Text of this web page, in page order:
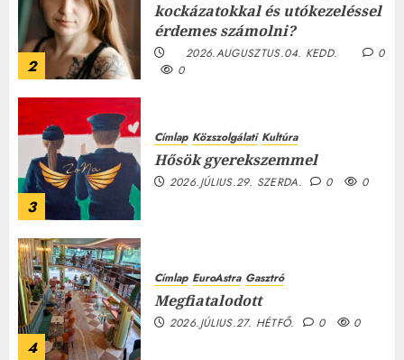
2
kockázatokkal és utókezeléssel
érdemes számolni?
2026.AUGUSZTUS.04. KEDD.
0
0
3
Címlap Közszolgálati Kultúra
Hősök gyerekszemmel
2026.JÚLIUS.29. SZERDA. 0 0
4
Címlap EuroAstra Gasztró
Megfiatalodott
2026.JÚLIUS.27. HÉTFŐ. 0 0